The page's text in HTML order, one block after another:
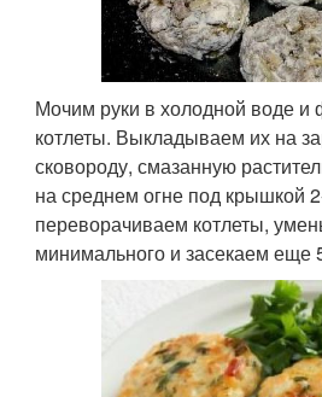
Мочим руки в холодной воде
котлеты. Выкладываем их на
сковороду, смазанную
на среднем огне под крышкой
переворачиваем котлеты,
минимального и засекаем еще